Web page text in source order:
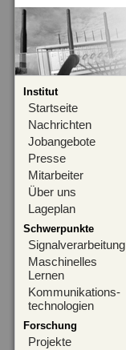
Institut
Startseite
Nachrichten
Jobangebote
Presse
Mitarbeiter
Über uns
Lageplan
Schwerpunkte
Signalverarbeitung
Maschinelles
Lernen
Kommunikations-
technologien
Forschung
Projekte